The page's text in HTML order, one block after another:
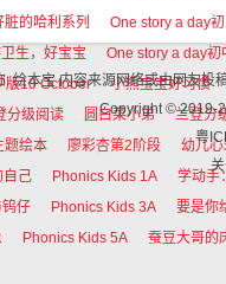
脏的哈利系列
One story a day
生，好宝宝
One story a day
版10 October
小熊宝宝好习惯
分级阅读 圆白菜小弟
兰登分
题绘本 廖彩杏第2阶段
幼儿
自己 Phonics Kids 1A
学动手
仔 Phonics Kids 3A
要是你
Phonics Kids 5A
蚕豆大哥的
: 绘本宝 内容来源网络或由网友投
Copyright © 2019-
粤